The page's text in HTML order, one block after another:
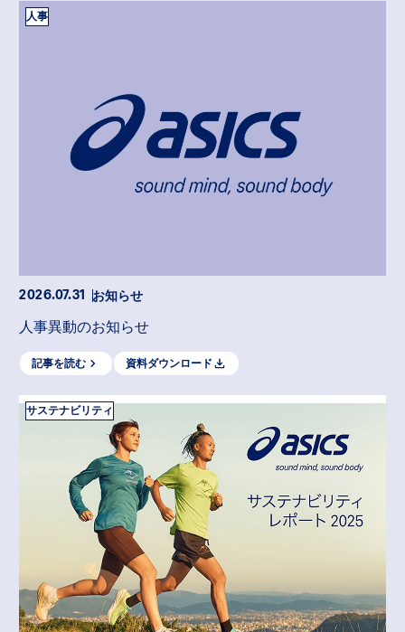
人事
2026.07.31 お知らせ
人事異動のお知らせ
記事を読む 資料ダウンロード
サステナビリティ